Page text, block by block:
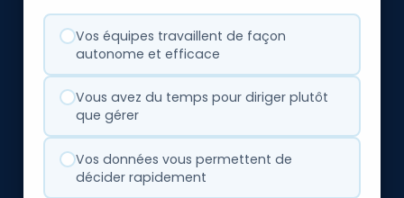
Vos équipes travaillent de façon
autonome et efficace
Vous avez du temps pour diriger plutôt
que gérer
Vos données vous permettent de
décider rapidement